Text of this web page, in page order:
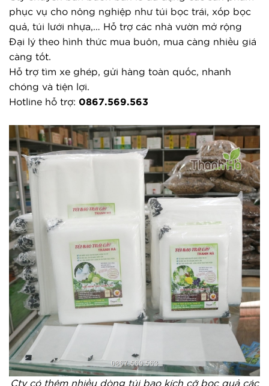
phục vụ cho nông nghiệp như túi bọc trái, xốp bọc
quả, túi lưới nhựa,… Hỗ trợ các nhà vườn mở rộng
Đại lý theo hình thức mua buôn, mua càng nhiều giá
càng tốt.
Hỗ trợ tìm xe ghép, gửi hàng toàn quốc, nhanh
chóng và tiện lợi.
Hotline hỗ trợ: 0867.569.563
Cty có thêm nhiều dòng túi bao kích cỡ bọc quả các